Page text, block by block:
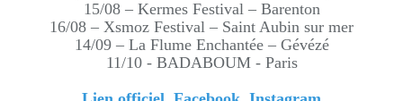
15/08 – Kermes Festival – Barenton
16/08 – Xsmoz Festival – Saint Aubin sur mer
14/09 – La Flume Enchantée – Gévézé
11/10 - BADABOUM - Paris